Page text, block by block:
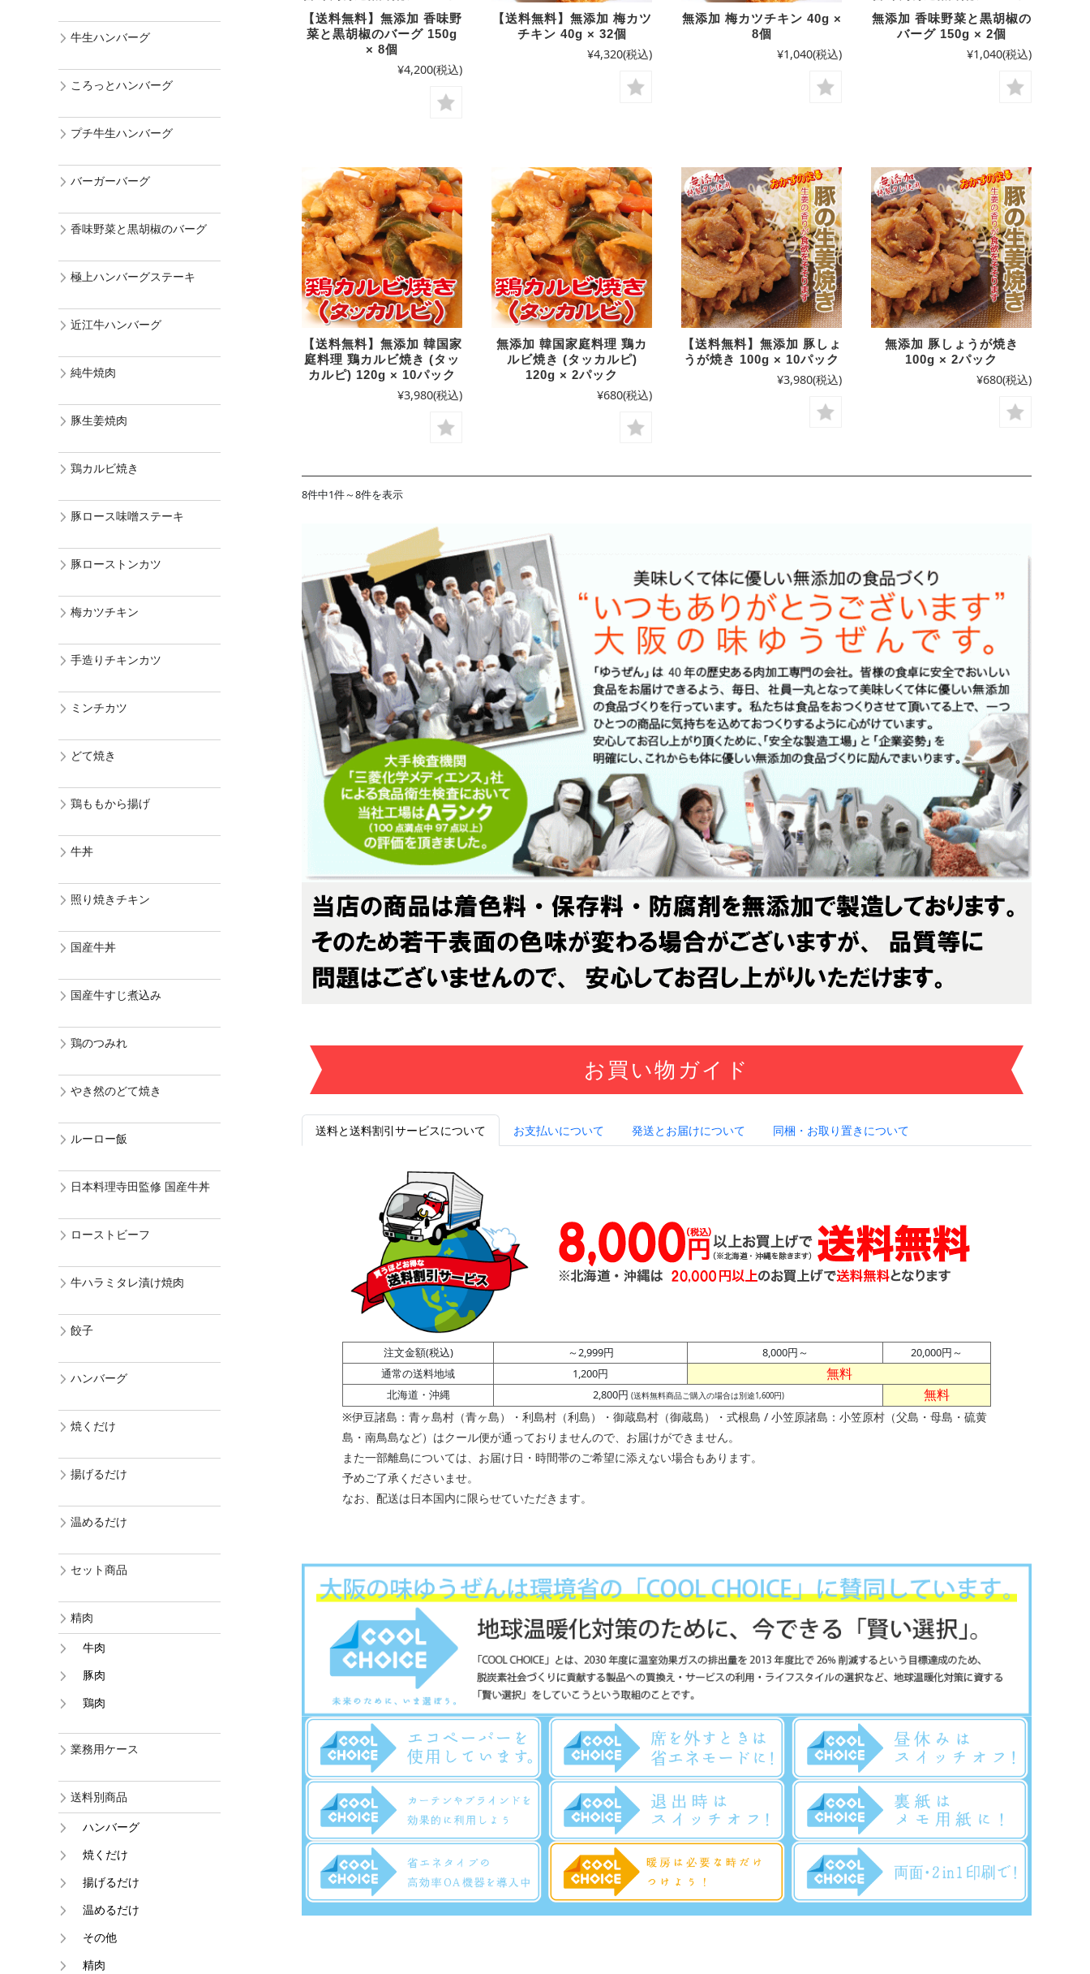
【送料無料】無添加 香味野
菜と黒胡椒のバーグ 150g
× 8個
¥4,200(税込)
【送料無料】無添加 梅カツ
チキン 40g × 32個
¥4,320(税込)
無添加 梅カツチキン 40g ×
8個
¥1,040(税込)
無添加 香味野菜と黒胡椒の
バーグ 150g × 2個
¥1,040(税込)
【送料無料】無添加 韓国家
庭料理 鶏カルビ焼き (タッ
カルピ) 120g × 10パック
¥3,980(税込)
無添加 韓国家庭料理 鶏カ
ルビ焼き (タッカルピ)
120g × 2パック
¥680(税込)
【送料無料】無添加 豚しょ
うが焼き 100g × 10パック
¥3,980(税込)
無添加 豚しょうが焼き
100g × 2パック
¥680(税込)
8件中1件～8件を表示
お買い物ガイド
送料と送料割引サービスについて お支払いについて 発送とお届けについて 同梱・お取り置きについて
注文金額(税込) ～2,999円 8,000円～
20,000円～
通常の送料地域
1,200円 無料
北海道・沖縄 2,800円 (送料無料商品ご購入の場合は別途1,600円) 無料
※伊豆諸島：青ヶ島村（青ヶ島）・利島村（利島）・御蔵島村（御蔵島）・式根島 / 小笠原諸島：小笠原村（父島・母島・硫黄
島・南鳥島など）はクール便が通っておりませんので、お届けができません。
また一部離島については、お届け日・時間帯のご希望に添えない場合もあります。
予めご了承くださいませ。
なお、配送は日本国内に限らせていただきます。
牛生ハンバーグ
ころっとハンバーグ
プチ牛生ハンバーグ
バーガーバーグ
香味野菜と黒胡椒のバーグ
極上ハンバーグステーキ
近江牛ハンバーグ
純牛焼肉
豚生姜焼肉
鶏カルビ焼き
豚ロース味噌ステーキ
豚ローストンカツ
梅カツチキン
手造りチキンカツ
ミンチカツ
どて焼き
鶏ももから揚げ
牛丼
照り焼きチキン
国産牛丼
国産牛すじ煮込み
鶏のつみれ
やき然のどて焼き
ルーロー飯
日本料理寺田監修 国産牛丼
ローストビーフ
牛ハラミタレ漬け焼肉
餃子
ハンバーグ
焼くだけ
揚げるだけ
温めるだけ
セット商品
精肉
牛肉
豚肉
鶏肉
業務用ケース
送料別商品
ハンバーグ
焼くだけ
揚げるだけ
温めるだけ
その他
精肉